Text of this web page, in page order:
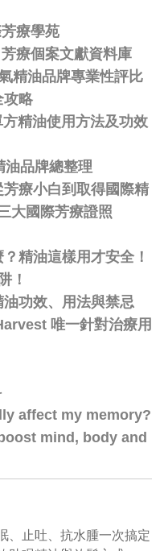
療學苑
療個案文獻資料庫
精油品牌專業性評比
攻略
方精油使用方法及功效
油品牌總整理
療小白到取得國際精
大國際芳療證照
精油這樣用才安全！
！
功效、用法與禁忌
唯一針對治療用
affect my memory?
mind, body and
、止吐、抗水腫一次搞定